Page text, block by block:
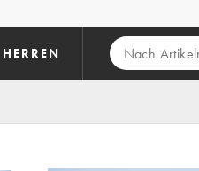
HERREN